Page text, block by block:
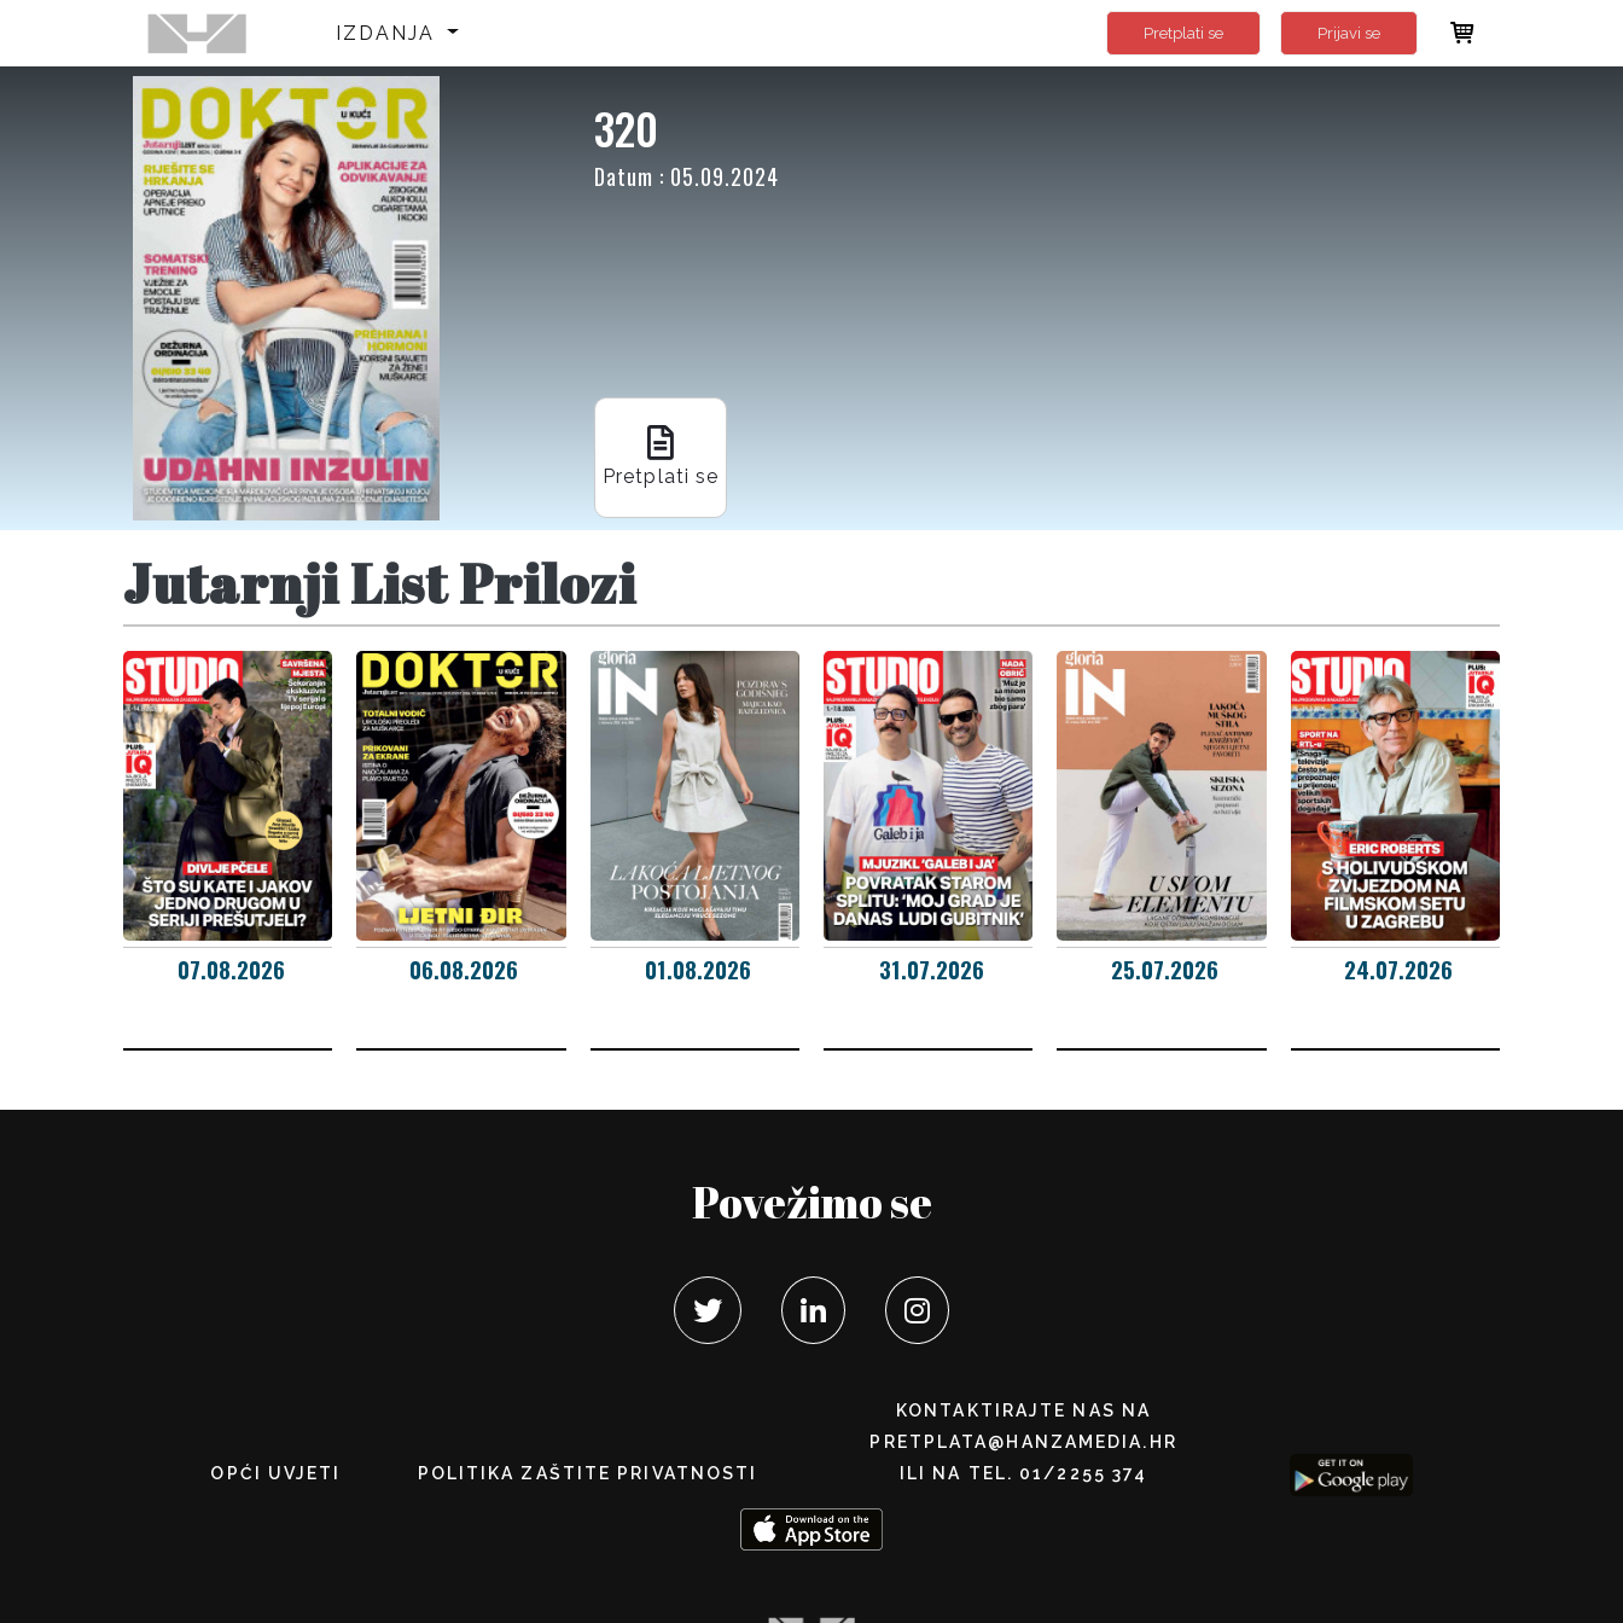
IZDANJA Pretplati se Prijavi se
320
Datum : 05.09.2024
Pretplati se
Jutarnji List Prilozi
07.08.2026 06.08.2026 01.08.2026 31.07.2026 25.07.2026 24.07.2026
Povežimo se
OPĆI UVJETI POLITIKA ZAŠTITE PRIVATNOSTI
KONTAKTIRAJTE NAS NA
PRETPLATA@HANZAMEDIA.HR
ILI NA TEL. 01/2255 374